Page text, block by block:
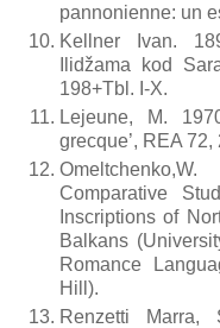
pannonienne: un
Kellner Ivan.
Ilidžama kod
198+Tbl. I-X.
Lejeune, M.
grecque’, REA 72,
Comparative
Inscriptions of
Balkans
Romance
Hill).
Renzetti Marra,